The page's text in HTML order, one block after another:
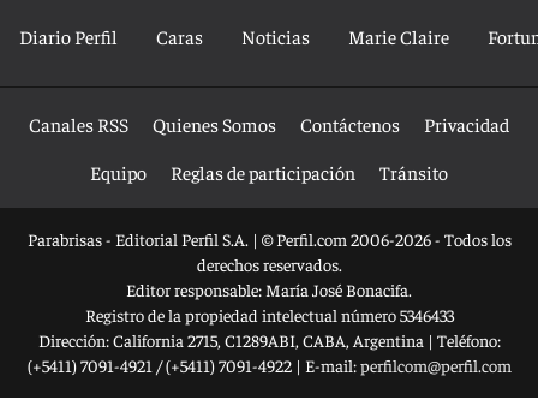
Diario Perfil Caras Noticias Marie Claire
Canales RSS Quienes Somos Contáctenos
Privacidad
Equipo
Reglas de participación Tránsito
Parabrisas - Editorial Perfil S.A. | © Perfil.com 2006-2026 - Todos los
derechos reservados.
Editor responsable: María José Bonacifa.
Registro de la propiedad intelectual número 5346433
Dirección:California 2715, C1289ABI, CABA, Argentina | Teléfono:
(+5411) 7091-4921 /(+5411) 7091-4922| E-mail:perfilcom@perfil.com